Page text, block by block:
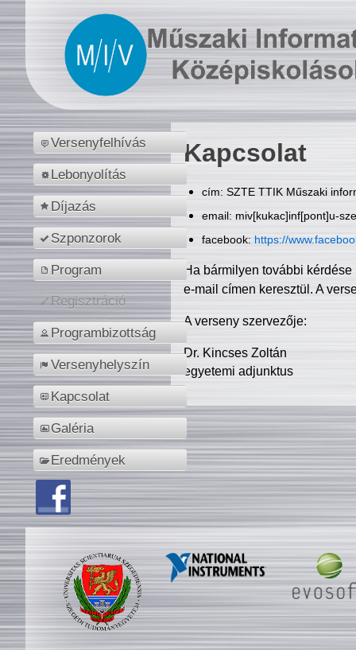
Versenyfelhívás
Lebonyolítás
Díjazás
Szponzorok
Program
Regisztráció
Programbizottság
Versenyhelyszín
Kapcsolat
Galéria
Eredmények
Kapcsolat
cím: SZTE TTIK Műszaki
email: miv[kukac]inf[pont]u-
facebook: https://
Ha bármilyen további
e-mail címen keresztül. A
A verseny szervezője:
Dr. Kincses Zoltán
egyetemi adjunktus